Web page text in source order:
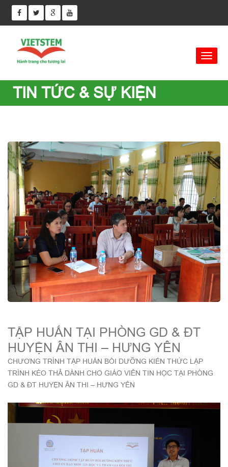
TIN TỨC & SỰ KIỆN
TẬP HUẤN TẠI PHÒNG GD & ĐT
HUYỆN ÂN THI – HƯNG YÊN
CHƯƠNG TRÌNH TẬP HUẤN BỒI DƯỠNG KIẾN THỨC LẬP
TRÌNH KÉO THẢ DÀNH CHO GIÁO VIÊN TIN HỌC TẠI PHÒNG
GD & ĐT HUYỆN ÂN THI – HƯNG YÊN